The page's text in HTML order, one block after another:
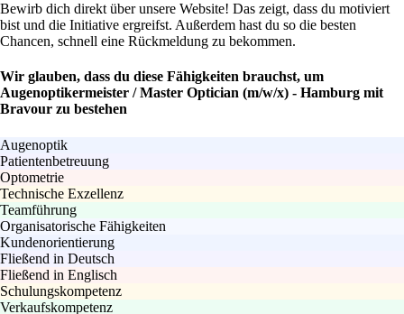
Bewirb dich direkt über unsere Website! Das zeigt, dass du motiviert
bist und die Initiative ergreifst. Außerdem hast du so die besten
Chancen, schnell eine Rückmeldung zu bekommen.
Wir glauben, dass du diese Fähigkeiten brauchst, um
Augenoptikermeister / Master Optician (m/w/x) - Hamburg mit
Bravour zu bestehen
Augenoptik
Patientenbetreuung
Optometrie
Technische Exzellenz
Teamführung
Organisatorische Fähigkeiten
Kundenorientierung
Fließend in Deutsch
Fließend in Englisch
Schulungskompetenz
Verkaufskompetenz